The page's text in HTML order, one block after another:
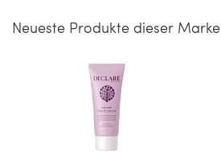
Neueste Produkte dieser Marke